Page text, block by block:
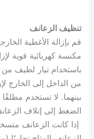
تنظيف الزعانف
قم بإزالة الأغطية
مكنسة كهربائية قوية
باستخدام تيار لطيف
من الداخل إلى الخارج
بينهما. لا تستخدم
الضغط إلى إتلاف
إذا كانت الزعانف